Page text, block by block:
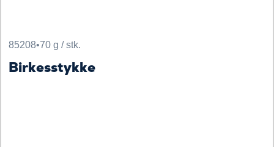
85208•70 g / stk.
Birkesstykke